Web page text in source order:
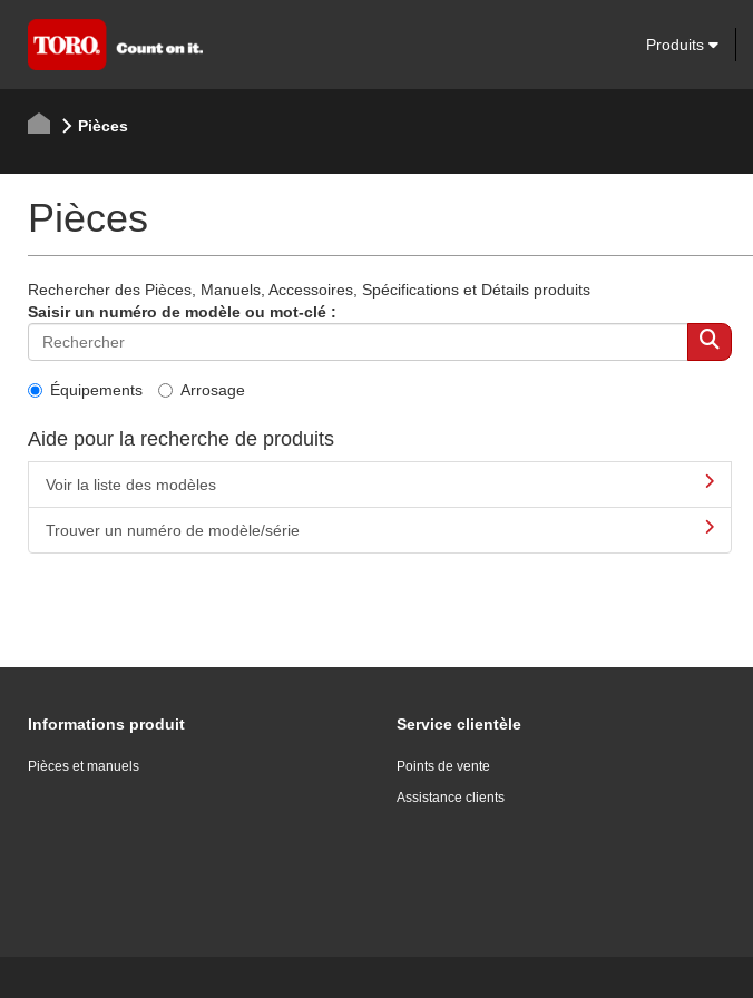
Produits
Pièces
Pièces
Rechercher des Pièces, Manuels, Accessoires, Spécifications et Détails produits
Saisir un numéro de modèle ou mot-clé :
Équipements Arrosage
Aide pour la recherche de produits
Voir la liste des modèles
Trouver un numéro de modèle/série
Informations produit
Pièces et manuels
Service clientèle
Points de vente
Assistance clients